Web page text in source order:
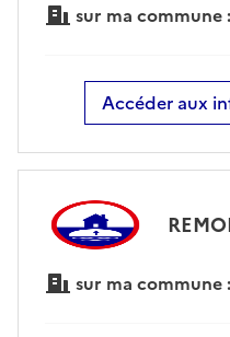
sur ma commune :
Accéder aux
sur ma commune :